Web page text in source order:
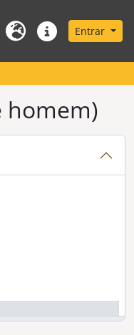
transferência
Idioma Ligações rápidas
Entrar
homem)